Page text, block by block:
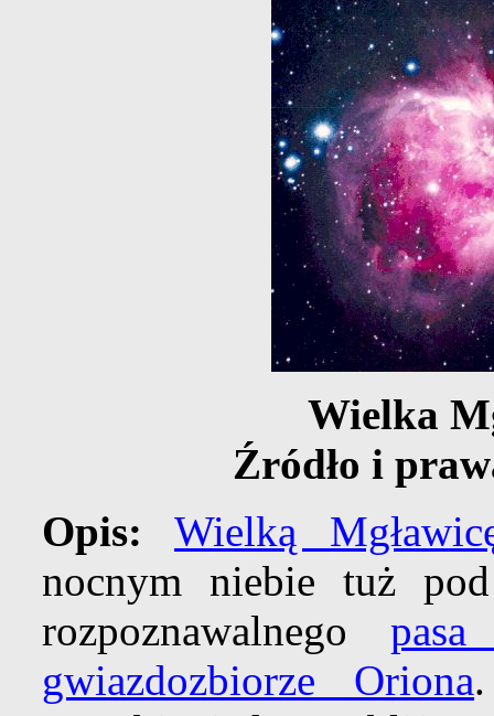
Wielka
Źródło i
Opis:
Wielką
nocnym niebie tuż
rozpoznawalnego
gwiazdozbiorze Oriona